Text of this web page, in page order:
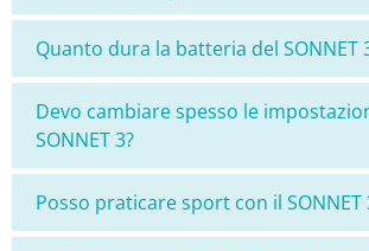
Quanto dura la batteria del SONNET
Devo cambiare spesso le
SONNET 3?
Posso praticare sport con il SONNET